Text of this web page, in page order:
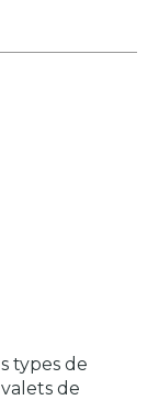
types de
de